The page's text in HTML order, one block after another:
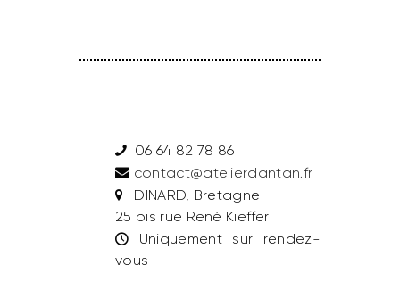
06 64 82 78 86
contact@atelierdantan.fr
DINARD, Bretagne
25 bis rue René Kieffer
Uniquement sur rendez-
vous